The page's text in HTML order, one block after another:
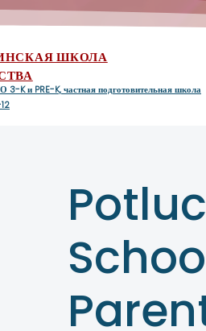
ШКОЛА
K и PRE-K, частная подготовительная школа